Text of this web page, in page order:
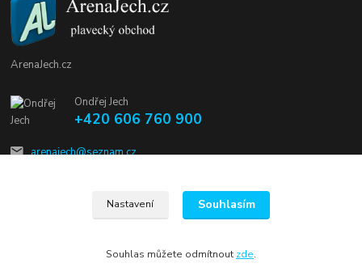
ArenaJech.cz
Ondřej Jech
+420 606 760 900
arenajech@seznam.cz
Nastavení Souhlasím
Souhlas můžete odmítnout zde.